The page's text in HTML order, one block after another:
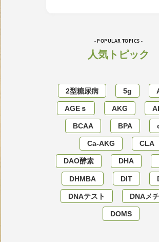
- POPULAR TOPICS -
人気トピック
2型糖尿病 5g
AGEｓ AKG
BCAA BPA
Ca-AKG CLA
DAO酵素 DHA
DHMBA DIT
DNAテスト DNAメ
DOMS